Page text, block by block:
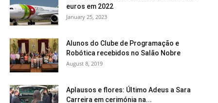
euros em 2022
January 25, 2023
Alunos do Clube de Programação e
Robótica recebidos no Salão Nobre
August 8, 2019
Aplausos e flores: Último Adeus a Sara
Carreira em cerimónia na...